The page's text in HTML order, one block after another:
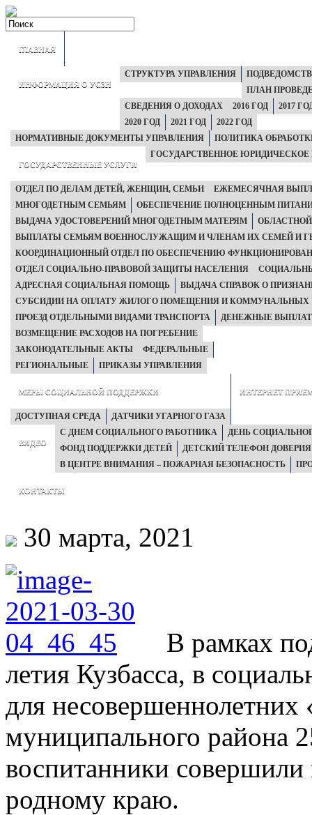
ГЛАВНАЯ
ИНФОРМАЦИЯ О УСЗН
СТРУКТУРА УПРАВЛЕНИЯ
ПЛАН
СВЕДЕНИЯ О ДОХОДАХ
2016 ГОД
2017
2020 ГОД
2021 ГОД
2022 ГОД
НОРМАТИВНЫЕ ДОКУМЕНТЫ УПРАВЛЕНИЯ
ПОЛИТИКА
ГОСУДАРСТВЕННЫЕ УСЛУГИ
ГОСУДАРСТВЕННОЕ ЮРИДИЧЕСКОЕ
ОТДЕЛ ПО ДЕЛАМ ДЕТЕЙ, ЖЕНЩИН, СЕМЬИ
ЕЖЕМЕСЯЧНАЯ
МНОГОДЕТНЫМ СЕМЬЯМ
ОБЕСПЕЧЕНИЕ ПОЛНОЦЕННЫМ
ВЫДАЧА УДОСТОВЕРЕНИЙ МНОГОДЕТНЫМ МАТЕРЯМ
ВЫПЛАТЫ СЕМЬЯМ ВОЕННОСЛУЖАЩИМ И ЧЛЕНАМ ИХ СЕМЕЙ И
КООРДИНАЦИОННЫЙ ОТДЕЛ ПО ОБЕСПЕЧЕНИЮ
ОТДЕЛ СОЦИАЛЬНО-ПРАВОВОЙ ЗАЩИТЫ НАСЕЛЕНИЯ
АДРЕСНАЯ СОЦИАЛЬНАЯ ПОМОЩЬ
ВЫДАЧА СПРАВОК О
СУБСИДИИ НА ОПЛАТУ ЖИЛОГО ПОМЕЩЕНИЯ И КОММУНАЛЬНЫХ
ПРОЕЗД ОТДЕЛЬНЫМИ ВИДАМИ ТРАНСПОРТА
ДЕНЕЖНЫЕ
ВОЗМЕЩЕНИЕ РАСХОДОВ НА ПОГРЕБЕНИЕ
ЗАКОНОДАТЕЛЬНЫЕ АКТЫ
ФЕДЕРАЛЬНЫЕ
РЕГИОНАЛЬНЫЕ
ПРИКАЗЫ УПРАВЛЕНИЯ
МЕРЫ СОЦИАЛЬНОЙ ПОДДЕРЖКИ
ДОСТУПНАЯ СРЕДА ДАТЧИКИ УГАРНОГО ГАЗА
ИНТЕРНЕТ
ВИДЕО
С ДНЕМ СОЦИАЛЬНОГО РАБОТНИКА
ДЕНЬ
ФОНД ПОДДЕРЖКИ ДЕТЕЙ
ДЕТСКИЙ ТЕЛЕФОН ДОВЕРИЯ
В ЦЕНТРЕ ВНИМАНИЯ – ПОЖАРНАЯ БЕЗОПАСНОСТЬ
КОНТАКТЫ
30 марта, 2021
В рамках
летия Кузбасса, в
для несовершеннолетних
муниципального района
воспитанники
родному краю.